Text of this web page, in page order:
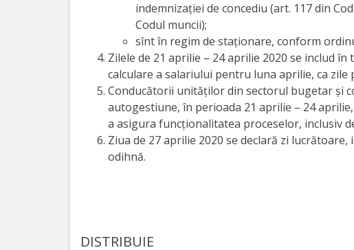
Transparență
Planuri
indemnizației de concediu (art. 117 din
Codul muncii);
sînt în regim de staționare, conform
Zilele de 21 aprilie – 24 aprilie 2020 se includ
calculare a salariului pentru luna aprilie, ca zile
Conducătorii unităților din sectorul bugetar
autogestiune, în perioada 21 aprilie – 24
a asigura funcționalitatea proceselor, inclusiv
Ziua de 27 aprilie 2020 se declară zi lucrătoare,
odihnă.
DISTRIBUIE